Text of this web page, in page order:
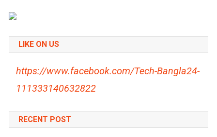
LIKE ON US
https://www.facebook.com/Tech-Bangla24-
111333140632822
RECENT POST